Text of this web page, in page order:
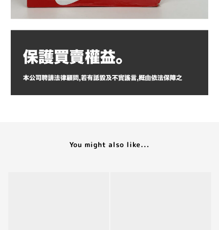
You might also like...